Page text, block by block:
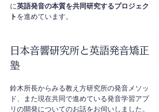
に英語発音の本質を共同研究するプロジェク
トを進めています。
日本音響研究所と英語発音矯正
塾
鈴木所長からみる教え方研究所の発音メソッ
ド、また現在共同で進めている発音学習アプ
リの開発についてのお話をお伺いしました。